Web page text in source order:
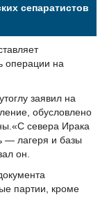
сепаратистов
операции на
заявил на
обусловлено
севера Ирака
— лагеря и базы
он.
партии, кроме